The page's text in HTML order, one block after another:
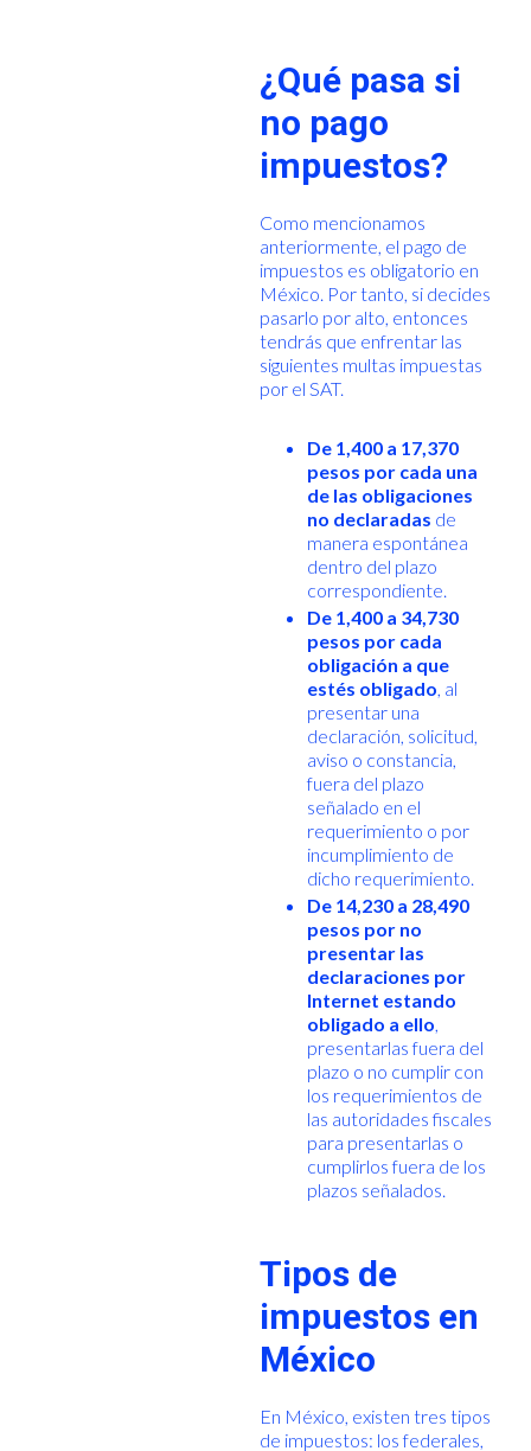
¿Qué pasa si
no pago
impuestos?
Como mencionamos
anteriormente, el pago de
impuestos es obligatorio en
México. Por tanto, si decides
pasarlo por alto, entonces
tendrás que enfrentar las
siguientes multas impuestas
por el SAT.
De 1,400 a 17,370
pesos por cada una
de las obligaciones
no declaradas de
manera espontánea
dentro del plazo
correspondiente.
De 1,400 a 34,730
pesos por cada
obligación a que
estés obligado, al
presentar una
declaración, solicitud,
aviso o constancia,
fuera del plazo
señalado en el
requerimiento o por
incumplimiento de
dicho requerimiento.
De 14,230 a 28,490
pesos por no
presentar las
declaraciones por
Internet estando
obligado a ello,
presentarlas fuera del
plazo o no cumplir con
los requerimientos de
las autoridades fiscales
para presentarlas o
cumplirlos fuera de los
plazos señalados.
Tipos de
impuestos en
México
En México, existen tres tipos
de impuestos: los federales,